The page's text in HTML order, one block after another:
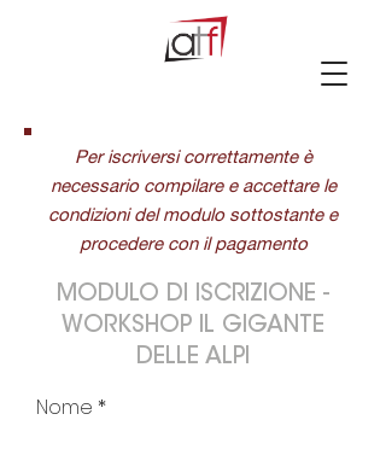
Per iscriversi correttamente è
necessario compilare e accettare le
condizioni del modulo sottostante e
procedere con il pagamento
MODULO DI ISCRIZIONE -
WORKSHOP IL GIGANTE
DELLE ALPI
Nome